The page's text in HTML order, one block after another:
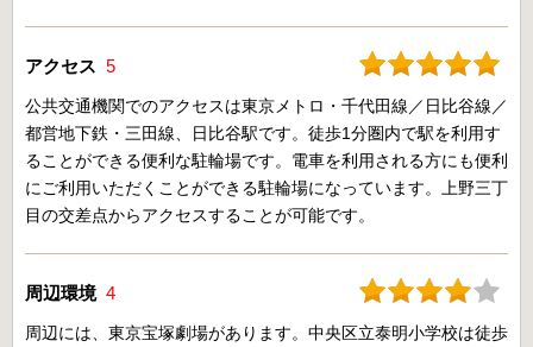
アクセス 5
公共交通機関でのアクセスは東京メトロ・千代田線／日比谷線／
都営地下鉄・三田線、日比谷駅です。徒歩1分圏内で駅を利用す
ることができる便利な駐輪場です。電車を利用される方にも便利
にご利用いただくことができる駐輪場になっています。上野三丁
目の交差点からアクセスすることが可能です。
周辺環境 4
周辺には、東京宝塚劇場があります。中央区立泰明小学校は徒歩